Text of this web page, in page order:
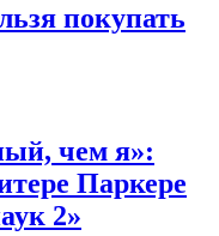
покупать
чем я»:
Паркере
2»